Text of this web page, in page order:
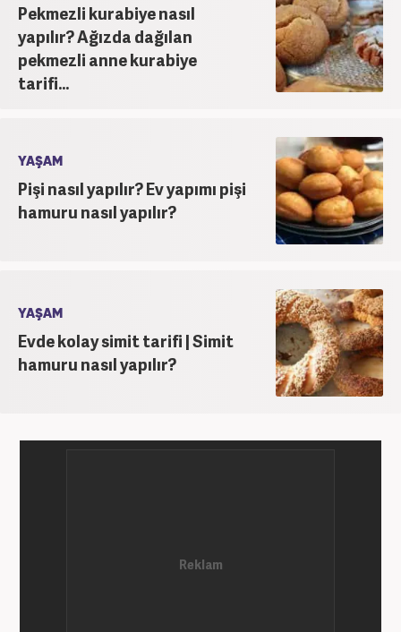
Pekmezli kurabiye nasıl
yapılır? Ağızda dağılan
pekmezli anne kurabiye
tarifi...
YAŞAM
Pişi nasıl yapılır? Ev yapımı pişi
hamuru nasıl yapılır?
YAŞAM
Evde kolay simit tarifi | Simit
hamuru nasıl yapılır?